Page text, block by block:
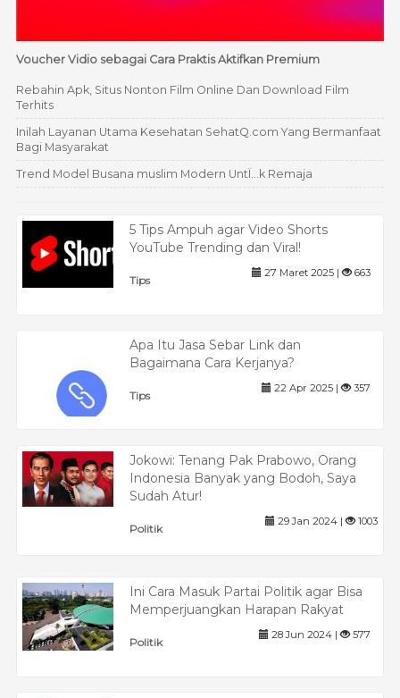
Voucher Vidio sebagai Cara Praktis Aktifkan Premium
Rebahin Apk, Situs Nonton Film Online Dan Download Film
Terhits
Inilah Layanan Utama Kesehatan SehatQ.com Yang Bermanfaat
Bagi Masyarakat
Trend Model Busana muslim Modern UntÏ…k Remaja
5 Tips Ampuh agar Video Shorts
YouTube Trending dan Viral!
Tips
27 Maret 2025 | 663
Apa Itu Jasa Sebar Link dan
Bagaimana Cara Kerjanya?
Tips
22 Apr 2025 | 357
Jokowi: Tenang Pak Prabowo, Orang
Indonesia Banyak yang Bodoh, Saya
Sudah Atur!
Politik
29 Jan 2024 | 1003
Ini Cara Masuk Partai Politik agar Bisa
Memperjuangkan Harapan Rakyat
Politik
28 Jun 2024 | 577